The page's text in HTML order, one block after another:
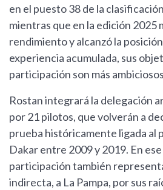
en el puesto 38 de la
mientras que en la edición 2025
rendimiento y alcanzó la
experiencia acumulada, sus
participación son más
Rostan integrará la delegación
por 21 pilotos, que volverán a
prueba históricamente ligada al
Dakar entre 2009 y 2019. En
participación también
indirecta, a La Pampa, por sus